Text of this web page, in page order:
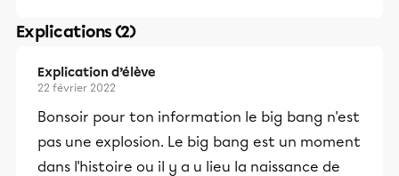
Explications (2)
Explication d’élève
22 février 2022
Bonsoir pour ton information le big bang n'est
pas une explosion. Le big bang est un moment
dans l'histoire ou il y a u lieu la naissance de